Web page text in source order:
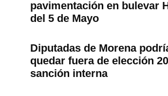
pavimentación en bulevar
del 5 de Mayo
Diputadas de Morena
quedar fuera de elección
sanción interna